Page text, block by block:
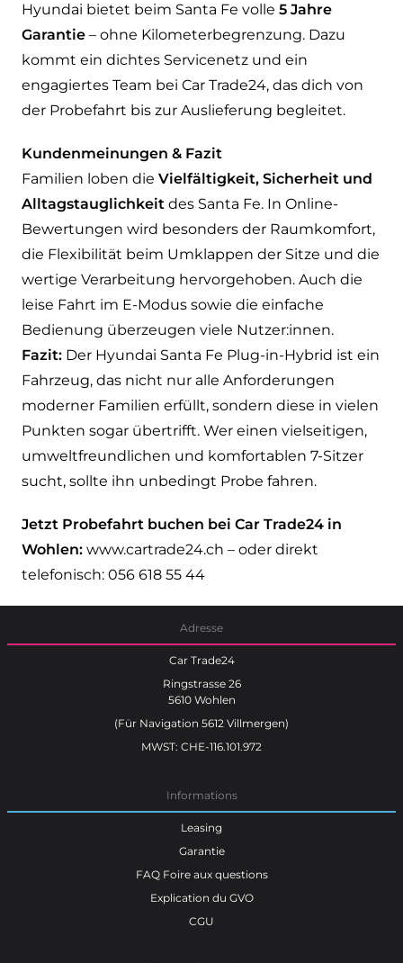
Hyundai bietet beim Santa Fe volle 5 Jahre
Garantie – ohne Kilometerbegrenzung. Dazu
kommt ein dichtes Servicenetz und ein
engagiertes Team bei Car Trade24, das dich von
der Probefahrt bis zur Auslieferung begleitet.
Kundenmeinungen & Fazit
Familien loben die Vielfältigkeit, Sicherheit und
Alltagstauglichkeit des Santa Fe. In Online-
Bewertungen wird besonders der Raumkomfort,
die Flexibilität beim Umklappen der Sitze und die
wertige Verarbeitung hervorgehoben. Auch die
leise Fahrt im E-Modus sowie die einfache
Bedienung überzeugen viele Nutzer:innen.
Fazit: Der Hyundai Santa Fe Plug-in-Hybrid ist ein
Fahrzeug, das nicht nur alle Anforderungen
moderner Familien erfüllt, sondern diese in vielen
Punkten sogar übertrifft. Wer einen vielseitigen,
umweltfreundlichen und komfortablen 7-Sitzer
sucht, sollte ihn unbedingt Probe fahren.
Jetzt Probefahrt buchen bei Car Trade24 in
Wohlen: www.cartrade24.ch – oder direkt
telefonisch: 056 618 55 44
Adresse
Car Trade24
Ringstrasse 26
5610 Wohlen
(Für Navigation 5612 Villmergen)
MWST: CHE-116.101.972
Informations
Leasing
Garantie
FAQ Foire aux questions
Explication du GVO
CGU